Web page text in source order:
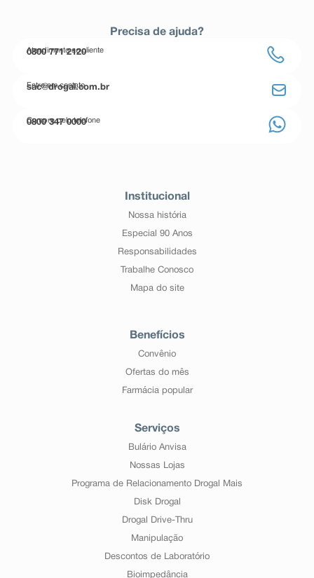
Precisa de ajuda?
Atendimento ao cliente
0800 771 2120
Entre em contato
sac@drogal.com.br
Compre pelo telefone
0800 347 0000
Institucional
Nossa história
Especial 90 Anos
Responsabilidades
Trabalhe Conosco
Mapa do site
Benefícios
Convênio
Ofertas do mês
Farmácia popular
Serviços
Bulário Anvisa
Nossas Lojas
Programa de Relacionamento Drogal Mais
Disk Drogal
Drogal Drive-Thru
Manipulação
Descontos de Laboratório
Bioimpedância